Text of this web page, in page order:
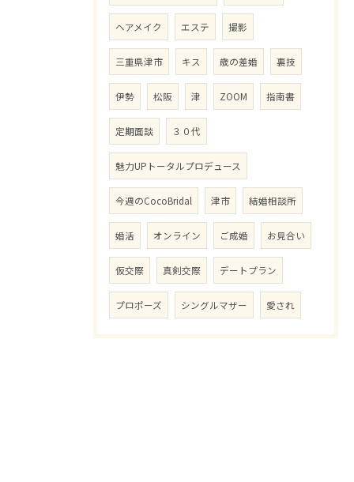
ヘアメイク エステ 撮影
三重県津市 キス 歳の差婚 裏技
伊勢 松阪 津 ZOOM 指南書
定期面談 ３０代
魅力UPトータルプロデュース
今週のCocoBridal 津市 結婚相談所
婚活 オンライン ご成婚 お見合い
仮交際 真剣交際 デートプラン
プロポーズ シングルマザー 愛され